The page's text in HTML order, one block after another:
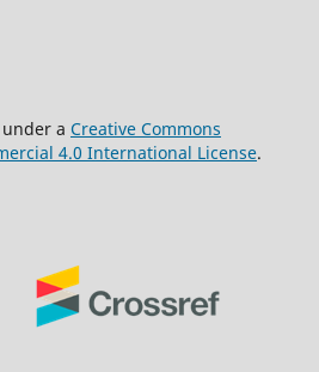
a Creative Commons
4.0 International License.